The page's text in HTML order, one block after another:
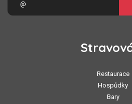
Restaurace
Hospůdky
Bary